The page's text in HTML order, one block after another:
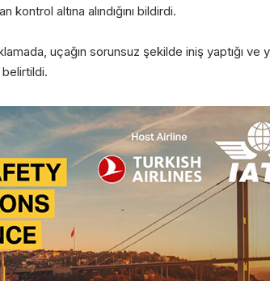
kontrol altına alındığını bildirdi.
uçağın sorunsuz şekilde iniş yaptığı ve